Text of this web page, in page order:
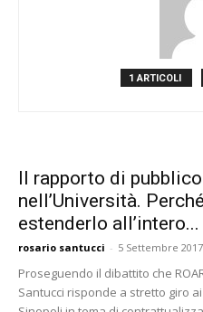
1 ARTICOLI
Il rapporto di
nell’Università.
estenderlo all’intero...
rosario santucci - 5 Settembre 2017
Proseguendo il dibattito che
Santucci risponde a stretto giro